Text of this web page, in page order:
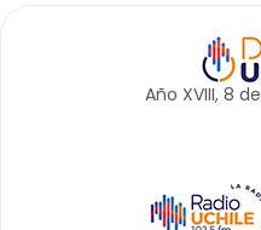
Año XVIII, 8 de